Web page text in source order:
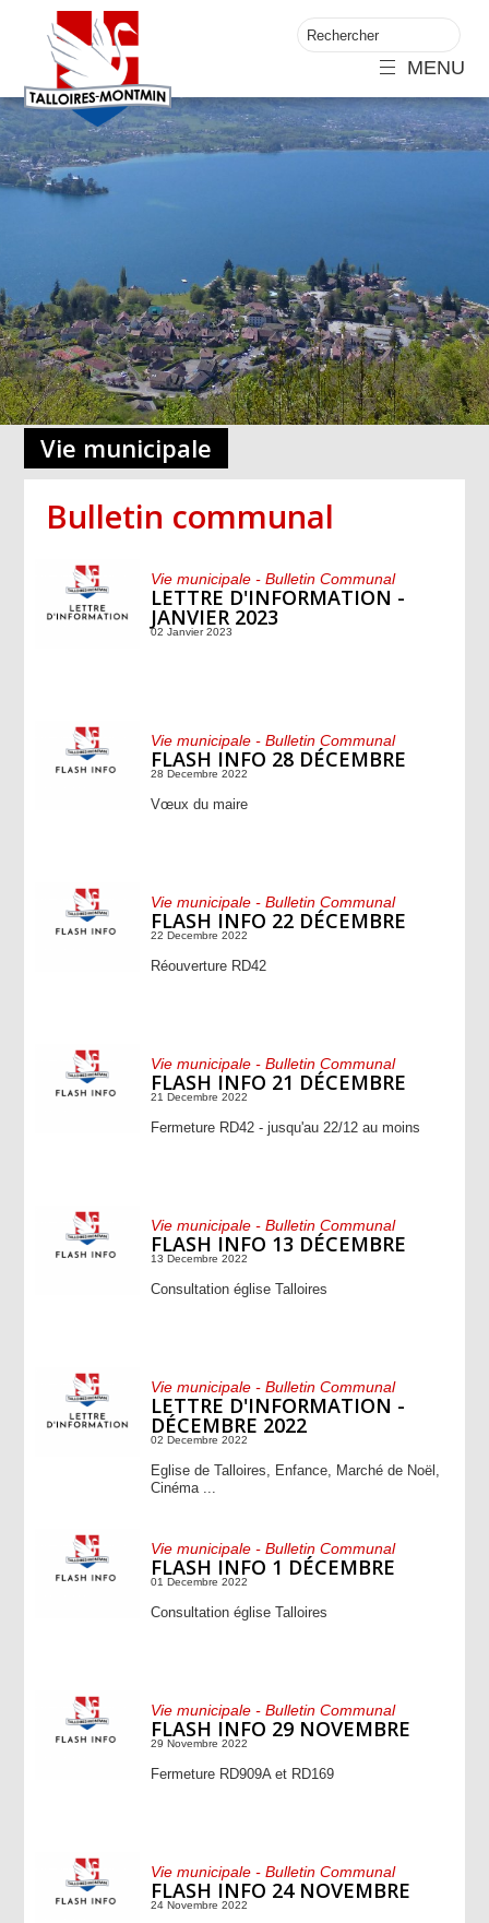
MENU
Vie municipale
Bulletin communal
Vie municipale - Bulletin Communal
LETTRE D'INFORMATION -
JANVIER 2023
02 Janvier 2023
Vie municipale - Bulletin Communal
FLASH INFO 28 DÉCEMBRE
28 Decembre 2022
Vœux du maire
Vie municipale - Bulletin Communal
FLASH INFO 22 DÉCEMBRE
22 Decembre 2022
Réouverture RD42
Vie municipale - Bulletin Communal
FLASH INFO 21 DÉCEMBRE
21 Decembre 2022
Fermeture RD42 - jusqu'au 22/12 au moins
Vie municipale - Bulletin Communal
FLASH INFO 13 DÉCEMBRE
13 Decembre 2022
Consultation église Talloires
Vie municipale - Bulletin Communal
LETTRE D'INFORMATION -
DÉCEMBRE 2022
02 Decembre 2022
Eglise de Talloires, Enfance, Marché de Noël,
Cinéma ...
Vie municipale - Bulletin Communal
FLASH INFO 1 DÉCEMBRE
01 Decembre 2022
Consultation église Talloires
Vie municipale - Bulletin Communal
FLASH INFO 29 NOVEMBRE
29 Novembre 2022
Fermeture RD909A et RD169
Vie municipale - Bulletin Communal
FLASH INFO 24 NOVEMBRE
24 Novembre 2022